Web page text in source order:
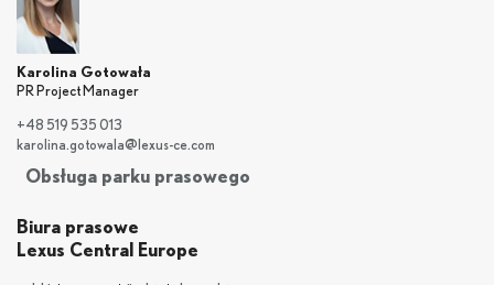
Karolina Gotowała
PR Project Manager
+48 519 535 013
karolina.gotowala@lexus-ce.com
Obsługa parku prasowego
Biura prasowe
Lexus Central Europe